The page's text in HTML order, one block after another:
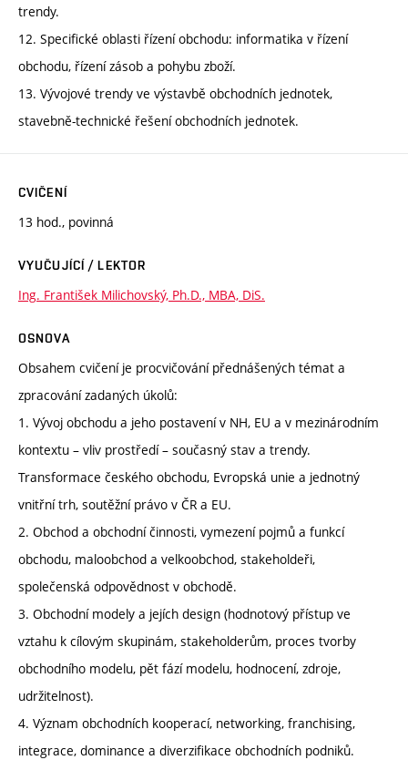
trendy.
12. Specifické oblasti řízení obchodu: informatika v řízení
obchodu, řízení zásob a pohybu zboží.
13. Vývojové trendy ve výstavbě obchodních jednotek,
stavebně-technické řešení obchodních jednotek.
CVIČENÍ
13 hod., povinná
VYUČUJÍCÍ / LEKTOR
Ing. František Milichovský, Ph.D., MBA, DiS.
OSNOVA
Obsahem cvičení je procvičování přednášených témat a
zpracování zadaných úkolů:
1. Vývoj obchodu a jeho postavení v NH, EU a v mezinárodním
kontextu – vliv prostředí – současný stav a trendy.
Transformace českého obchodu, Evropská unie a jednotný
vnitřní trh, soutěžní právo v ČR a EU.
2. Obchod a obchodní činnosti, vymezení pojmů a funkcí
obchodu, maloobchod a velkoobchod, stakeholdeři,
společenská odpovědnost v obchodě.
3. Obchodní modely a jejích design (hodnotový přístup ve
vztahu k cílovým skupinám, stakeholderům, proces tvorby
obchodního modelu, pět fází modelu, hodnocení, zdroje,
udržitelnost).
4. Význam obchodních kooperací, networking, franchising,
integrace, dominance a diverzifikace obchodních podniků.